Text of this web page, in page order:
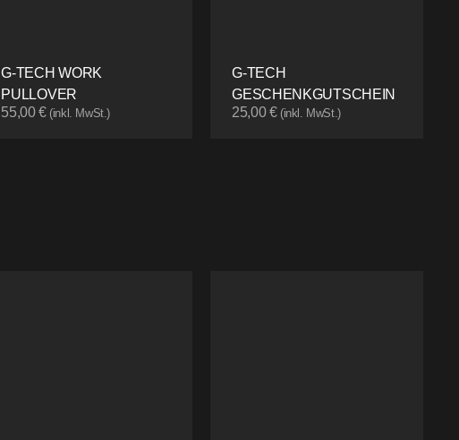
G-TECH WORK
PULLOVER
55,00€ (inkl. MwSt.)
G-TECH
GESCHENKGUTSCHEIN
25,00€ (inkl. MwSt.)